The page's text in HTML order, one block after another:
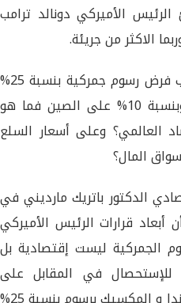
الرئيس الأميركي دونالد ترامب
الاكثر من جريئة.
ومن القرارات التي اتخذها ترامب فرض رسوم جمركية بنسبة 25%
على كل من كندا والمكسيك وبنسبة 10% على الصين فما هو
العالمي؟ وعلى أسعار السلع
المال؟
الدكتور باتريك مارديني في
أبعاد قرارات الرئيس الأميركي
الجمركية ليست إقتصادية بل
في المقابل على